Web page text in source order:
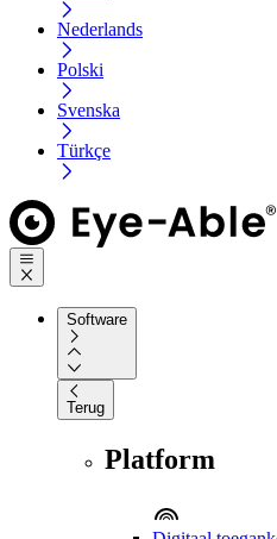
Nederlands
Polski
Svenska
Türkçe
Software
Terug
Platform